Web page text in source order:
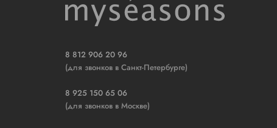
8 812 906 20 96
(для звонков в Санкт-Петербурге)
8 925 150 65 06
(для звонков в Москве)